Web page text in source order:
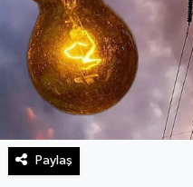
Paylaş
Resmi İlan
Sağlık
Spor
SürManşet